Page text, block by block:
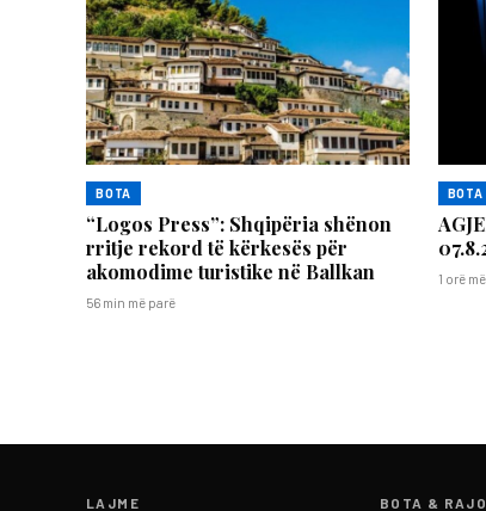
BOTA
“Logos Press”: Shqipëria shënon
rritje rekord të kërkesës për
akomodime turistike në Ballkan
56 min më parë
BOTA
1 orë
LAJME BOTA &